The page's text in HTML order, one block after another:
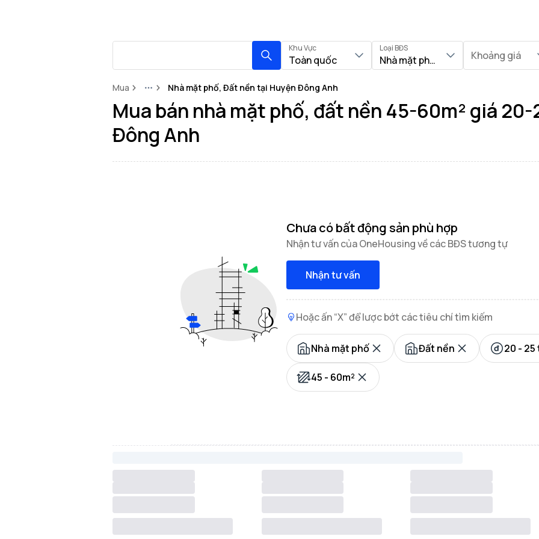
Khu Vực
Toàn quốc
Loại BĐS
Nhà mặt phố, Đất nềnKhoảng giá
Mua MoreNhà mặt phố, Đất nền tại Huyện Đông Anh
Mua bán nhà mặt phố, đất nền 45-60m² giá
Đông Anh
Chưa có bất động sản phù hợp
Nhận tư vấn của OneHousing về các BĐS tương tự
Nhận tư vấn
Hoặc ấn “X” để lược bớt các tiêu chí tìm kiếm
Nhà mặt phố Đất nền 20 - 25
45 - 60m²